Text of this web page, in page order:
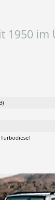
1950 im
Turbodiesel